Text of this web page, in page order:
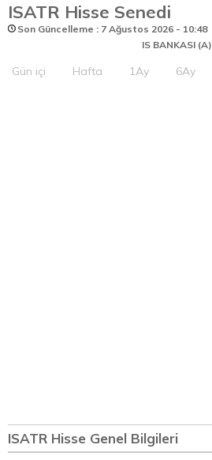
ISATR Hisse Senedi
Son Güncelleme : 7 Ağustos 2026 - 10:48
IS BANKASI (A)
Gün içi Hafta 1Ay 6Ay
ISATR Hisse Genel Bilgileri